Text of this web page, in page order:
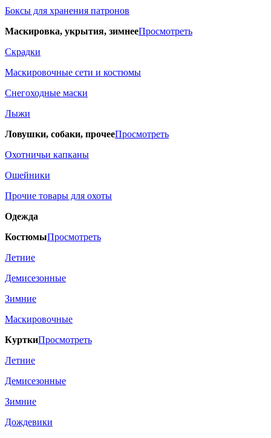
Боксы для хранения патронов
Маскировка, укрытия, зимнееПросмотреть
Скрадки
Маскировочные сети и костюмы
Снегоходные маски
Лыжи
Ловушки, собаки, прочееПросмотреть
Охотничьи капканы
Ошейники
Прочие товары для охоты
Одежда
КостюмыПросмотреть
Летние
Демисезонные
Зимние
Маскировочные
КурткиПросмотреть
Летние
Демисезонные
Зимние
Дождевики